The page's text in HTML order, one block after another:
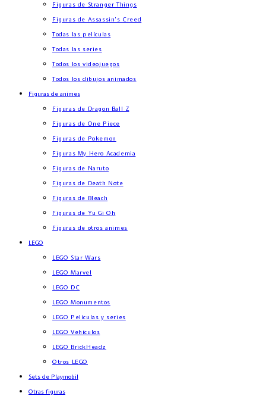
Figuras de Stranger Things
Figuras de Assassin’s Creed
Todas las películas
Todas las series
Todos los videojuegos
Todos los dibujos animados
Figuras de animes
Figuras de Dragon Ball Z
Figuras de One Piece
Figuras de Pokemon
Figuras My Hero Academia
Figuras de Naruto
Figuras de Death Note
Figuras de Bleach
Figuras de Yu Gi Oh
Figuras de otros animes
LEGO
LEGO Star Wars
LEGO Marvel
LEGO DC
LEGO Monumentos
LEGO Películas y series
LEGO Vehículos
LEGO BrickHeadz
Otros LEGO
Sets de Playmobil
Otras figuras